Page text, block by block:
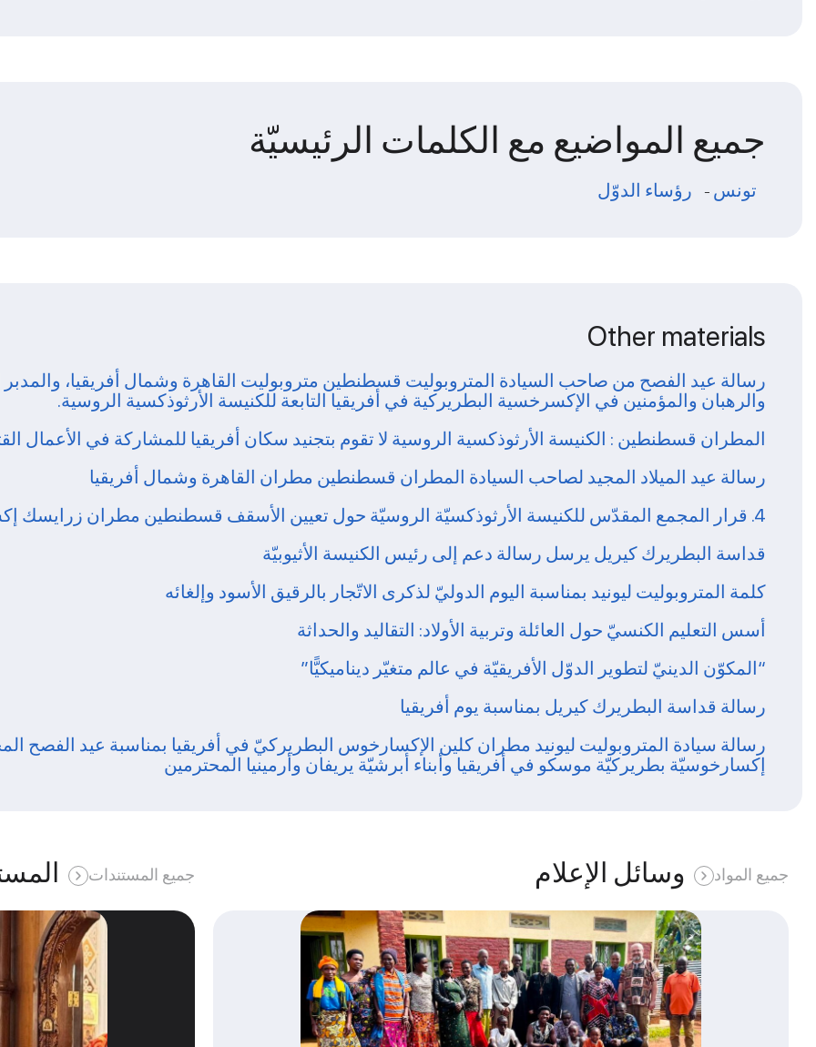
جميع المواضيع مع الكلمات الرئيسيّة
تونس - رؤساء الدوّل
Other materials
رسالة عيد الفصح من صاحب السيادة المتروبوليت قسطنطين متروبوليت القاهرة وشمال أفريقيا، والمدبر
والرهبان والمؤمنين في الإكسرخسية البطريركية في أفريقيا التابعة للكنيسة الأرثوذكسية الروسية.
المطران قسطنطين : الكنيسة الأرثوذكسية الروسية لا تقوم بتجنيد سكان أفريقيا للمشاركة في الأعمال
رسالة عيد الميلاد المجيد لصاحب السيادة المطران قسطنطين مطران القاهرة وشمال أفريقيا
4. قرار المجمع المقدّس للكنيسة الأرثوذكسيّة الروسيّة حول تعيين الأسقف قسطنطين مطران زرايسك إكسارخوساً بطريركيّاً في أفريقيا
قداسة البطريرك كيريل يرسل رسالة دعم إلى رئيس الكنيسة الأثيوبيّة
كلمة المتروبوليت ليونيد بمناسبة اليوم الدوليّ لذكرى الاتّجار بالرقيق الأسود وإلغائه
أسس التعليم الكنسيّ حول العائلة وتربية الأولاد: التقاليد والحداثة
“المكوّن الدينيّ لتطوير الدوّل الأفريقيّة في عالم متغيّر ديناميكيًّا”
رسالة قداسة البطريرك كيريل بمناسبة يوم أفريقيا
رسالة سيادة المتروبوليت ليونيد مطران كلين الإكسارخوس البطريركيّ في أفريقيا بمناسبة عيد الفصح
إكسارخوسيّة بطريركيّة موسكو في أفريقيا وأبناء أبرشيّة يريفان وأرمينيا المحترمين
وسائل الإعلام جميع المواد جميع المستندات